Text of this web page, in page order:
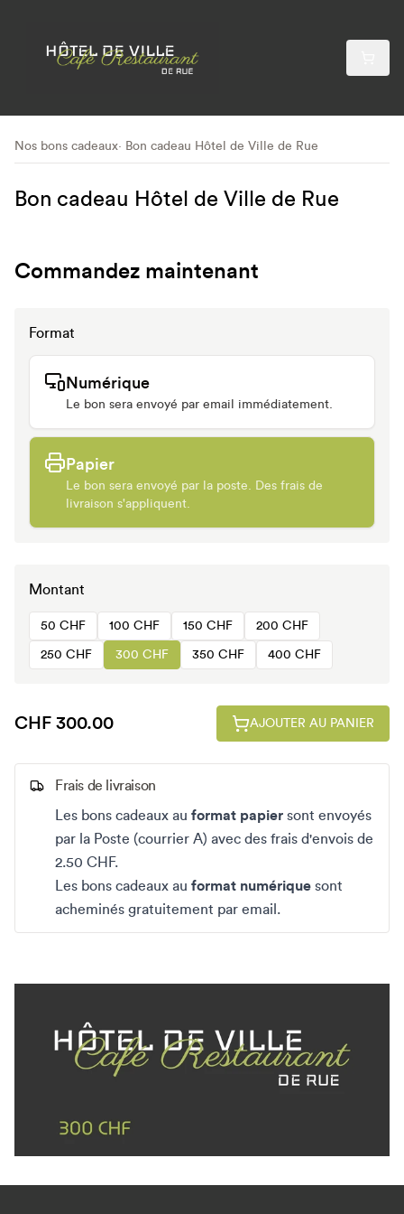
Nos bons cadeaux Bon cadeau Hôtel de Ville de Rue
Bon cadeau Hôtel de Ville de Rue
Commandez maintenant
Format
Numérique
Le bon sera envoyé par email immédiatement.
Papier
Le bon sera envoyé par la poste. Des frais de
livraison s'appliquent.
Montant
50 CHF 100 CHF 150 CHF 200 CHF
250 CHF 300 CHF 350 CHF 400 CHF
CHF 300.00 AJOUTER AU PANIER
Frais de livraison
Les bons cadeaux au format papier sont envoyés
par la Poste (courrier A) avec des frais d'envois de
2.50 CHF.
Les bons cadeaux au format numérique sont
acheminés gratuitement par email.